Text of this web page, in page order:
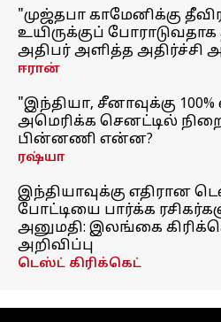
"முஜ்தபா காமேனிக்கு
உயிருக்குப்
அதிபர் அளித்த அதிர்ச்சி
ஈரான்
"இந்தியா, சீனாவுக்கு
அமெரிக்க செனட்டில்
பின்னணி என்ன?
ரஷ்யா
இந்தியாவுக்கு எதிரான
போட்டியை பார்க்க
அனுமதி: இலங்கை
அறிவிப்பு
டெஸ்ட் கிரிக்கெட்